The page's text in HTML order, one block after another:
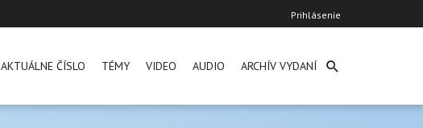
User
account
Prihlásenie
AKTUÁLNE ČÍSLO TÉMY VIDEO AUDIO ARCHÍV VYDANÍ